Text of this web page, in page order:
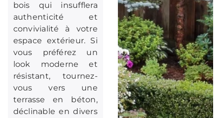
bois qui insufflera
authenticité et
convivialité à votre
espace extérieur. Si
vous préférez un
look moderne et
résistant, tournez-
vous vers une
terrasse en béton,
déclinable en divers